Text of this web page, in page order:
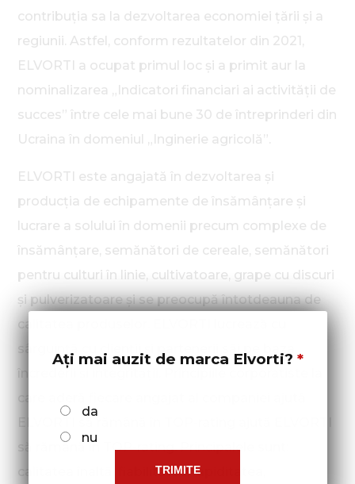
contribuția sa la dezvoltarea economiei țării și a
regiunii. Astfel, conform rezultatelor din 2021,
ELVORTI a ocupat primul loc și a primit aur la
nominalizarea „Indicatori financiari ai activității de
succes” între cele mai bune 30 de întreprinderi din
Ucraina în domeniul „Inginerie agricolă”.
ELVORTI este angajată în dezvoltarea și
producția de echipamente de însămânțare și
lucrare a solului în domenii precum complexe de
însămânțare, semănători de cereale, semănători
pentru culturi în linie, cultivatoare, grape cu discuri
și pulverizatoare și se preocupă întotdeauna de
calitatea produselor. ELVORTI lucrează cu
încrederii și integrității. Principiile corporatiste la
să rămână în TOP-rating. Principalele sunt:
calitatea înaltă, fiabilitatea, rapiditatea,
Ați mai auzit de marca Elvorti?
da
nu